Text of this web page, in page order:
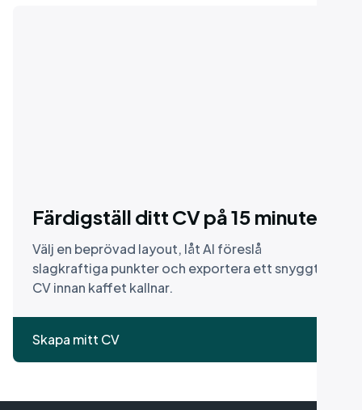
Färdigställ ditt CV på 15 minuter
Välj en beprövad layout, låt AI föreslå
slagkraftiga punkter och exportera ett snyggt
CV innan kaffet kallnar.
Skapa mitt CV